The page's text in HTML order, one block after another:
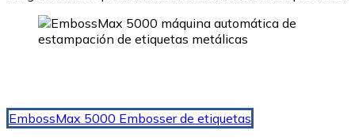
EmbossMax 5000 Embosser de etiquetas